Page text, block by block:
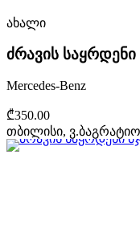
ახალი
ძრავის საყრდენი
Mercedes-Benz
₾350.00
თბილისი,